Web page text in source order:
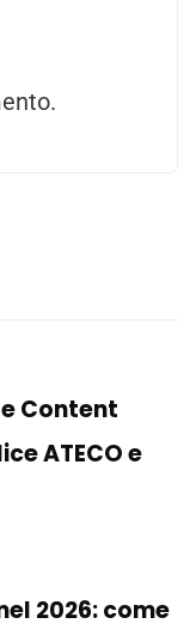
Content
ATECO e
2026: come